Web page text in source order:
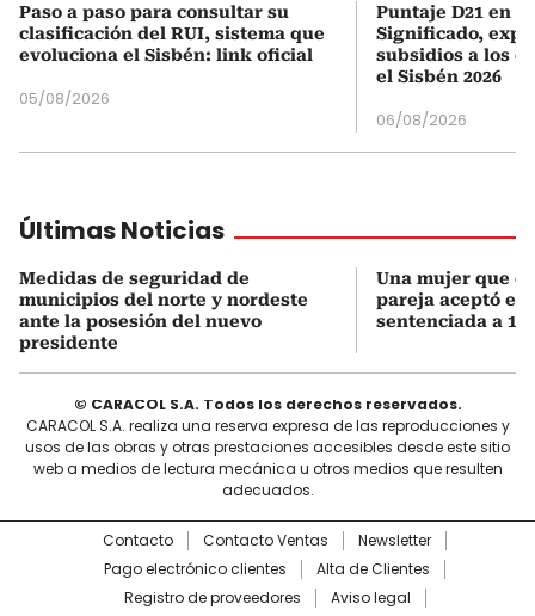
Paso a paso para consultar su
clasificación del RUI, sistema que
evoluciona el Sisbén: link oficial
05/08/2026
Puntaje D21 en
Significado,
subsidios a los
el Sisbén 2026
06/08/2026
Últimas Noticias
Medidas de seguridad de
municipios del norte y nordeste
ante la posesión del nuevo
presidente
Una mujer que
pareja aceptó el
sentenciada a 18
© CARACOL S.A. Todos los derechos reservados.
CARACOL S.A. realiza una reserva expresa de las reproducciones y
usos de las obras y otras prestaciones accesibles desde este sitio
web a medios de lectura mecánica u otros medios que resulten
adecuados.
Contacto Contacto Ventas
Newsletter
Pago electrónico clientes
Alta de Clientes
Registro de proveedores
Aviso legal